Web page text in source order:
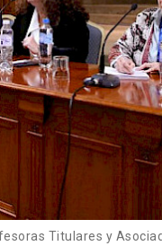
Titulares y